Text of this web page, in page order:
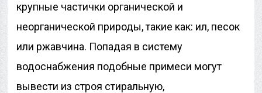
крупные частички органической и
неорганической природы, такие как: ил, песок
или ржавчина. Попадая в систему
водоснабжения подобные примеси могут
вывести из строя стиральную,